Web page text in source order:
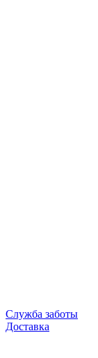
Служба заботы
Доставка